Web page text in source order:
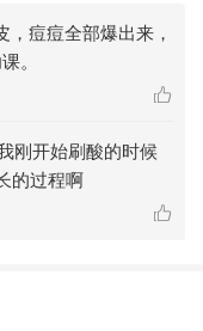
，痘痘全部爆出来，
。
刚开始刷酸的时候
的过程啊